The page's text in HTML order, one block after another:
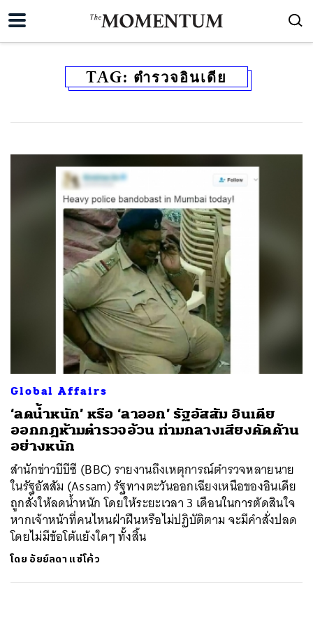
TAG: ตำรวจอินเดีย
Global Affairs
‘ลดน้ำหนัก’ หรือ ‘ลาออก’ รัฐอัสสัม อินเดีย
ออกกฎห้ามตำรวจอ้วน ท่ามกลางเสียงคัดค้าน
อย่างหนัก
สำนักข่าวบีบีซี (BBC) รายงานถึงเหตุการณ์ตำรวจหลายนาย
ในรัฐอัสสัม (Assam) รัฐทางตะวันออกเฉียงเหนือของอินเดีย
ถูกสั่งให้ลดน้ำหนัก โดยให้ระยะเวลา 3 เดือนในการตัดสินใจ
หากเจ้าหน้าที่คนไหนฝ่าฝืนหรือไม่ปฏิบัติตาม จะมีคำสั่งปลด
โดยไม่มีข้อโต้แย้งใดๆ ทั้งสิ้น
โดย อัยย์ลดา แซ่โค้ว
SHARE